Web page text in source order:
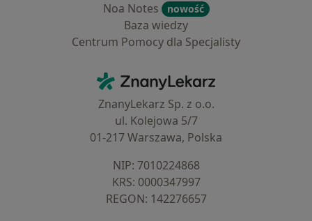
Noa Notes
nowość
Baza wiedzy
Centrum Pomocy dla Specjalisty
ZnanyLekarz - Strona główna
ZnanyLekarz Sp. z o.o.
ul. Kolejowa 5/7
01-217 Warszawa, Polska
NIP: ⁠7010224868
KRS: ⁠0000347997
REGON: ⁠142276657